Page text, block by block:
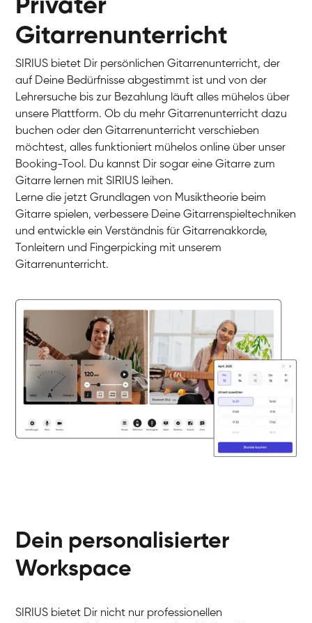
Gitarre
Gitarre
E-Gitarre
E-Gitarre
Privater
Gitarrenunterricht
SIRIUS bietet Dir persönlichen Gitarrenunterricht, der
auf Deine Bedürfnisse abgestimmt ist und von der
Lehrersuche bis zur Bezahlung läuft alles mühelos über
unsere Plattform. Ob du mehr Gitarrenunterricht dazu
buchen oder den Gitarrenunterricht verschieben
möchtest, alles funktioniert mühelos online über unser
Booking-Tool. Du kannst Dir sogar eine Gitarre zum
Gitarre lernen mit SIRIUS leihen.
Lerne die jetzt Grundlagen von Musiktheorie beim
Gitarre spielen, verbessere Deine Gitarrenspieltechniken
und entwickle ein Verständnis für Gitarrenakkorde,
Tonleitern und Fingerpicking mit unserem
Gitarrenunterricht.
Dein personalisierter
Workspace
SIRIUS bietet Dir nicht nur professionellen